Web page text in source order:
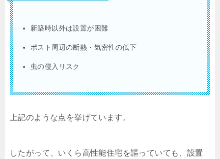
新築時以外は設置が困難
ポスト周辺の断熱・気密性の低下
虫の侵入リスク
上記のような点を挙げています。
したがって、いくら高性能住宅を謳っていても、設置